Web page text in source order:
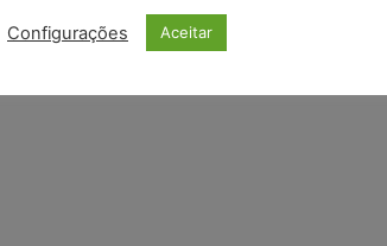
Configurações Aceitar